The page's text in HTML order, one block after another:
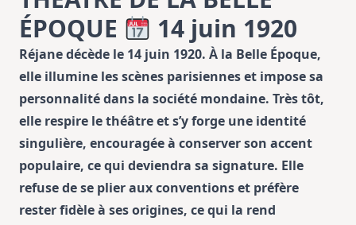
ÉPOQUE
14 juin 1920
Réjane décède le 14 juin 1920. À la Belle Époque,
elle illumine les scènes parisiennes et impose sa
personnalité dans la société mondaine. Très tôt,
elle respire le théâtre et s’y forge une identité
singulière, encouragée à conserver son accent
populaire, ce qui deviendra sa signature. Elle
refuse de se plier aux conventions et préfère
rester fidèle à ses origines, ce qui la rend